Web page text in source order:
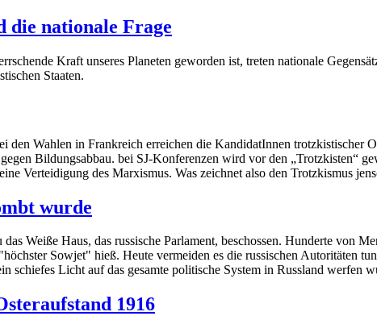
die nationale Frage
Kraft unseres Planeten geworden ist, treten nationale
Staaten.
den Wahlen in Frankreich erreichen die KandidatInnen trotzkistischer
Bildungsabbau. bei SJ-Konferenzen wird vor den „Trotzkisten“
Verteidigung des Marxismus. Was zeichnet also den Trotzkismus
wurde
Weiße Haus, das russische Parlament, beschossen. Hunderte von
Sowjet" hieß. Heute vermeiden es die russischen Autoritäten
schiefes Licht auf das gesamte politische System in Russland werfen
1916